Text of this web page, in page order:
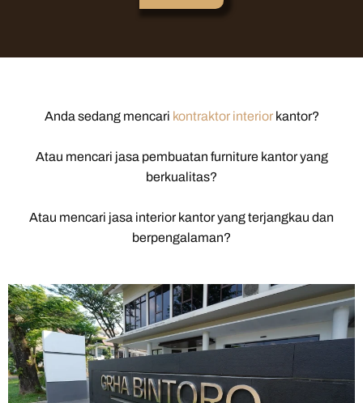
Anda sedang mencari kontraktor interiorkantor?
Atau mencari jasa pembuatan furniture kantor yang
berkualitas?
Atau mencari jasa interior kantor yang terjangkau dan
berpengalaman?